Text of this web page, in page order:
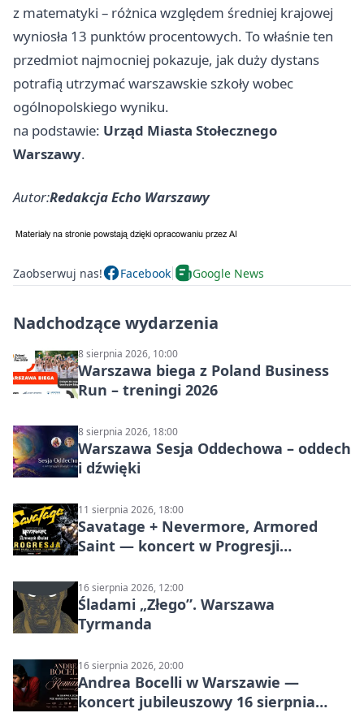
z matematyki – różnica względem średniej krajowej
wyniosła 13 punktów procentowych. To właśnie ten
przedmiot najmocniej pokazuje, jak duży dystans
potrafią utrzymać warszawskie szkoły wobec
ogólnopolskiego wyniku.
na podstawie: Urząd Miasta Stołecznego
Warszawy.
Autor:Redakcja Echo Warszawy
Zaobserwuj nas! Facebook Google News
Nadchodzące wydarzenia
8 sierpnia 2026, 10:00
Warszawa biega z Poland Business
Run – treningi 2026
8 sierpnia 2026, 18:00
Warszawa Sesja Oddechowa – oddech
i dźwięki
11 sierpnia 2026, 18:00
Savatage + Nevermore, Armored
Saint — koncert w Progresji
16 sierpnia 2026, 12:00
Śladami „Złego”. Warszawa
Tyrmanda
16 sierpnia 2026, 20:00
Andrea Bocelli w Warszawie —
koncert jubileuszowy 16 sierpnia